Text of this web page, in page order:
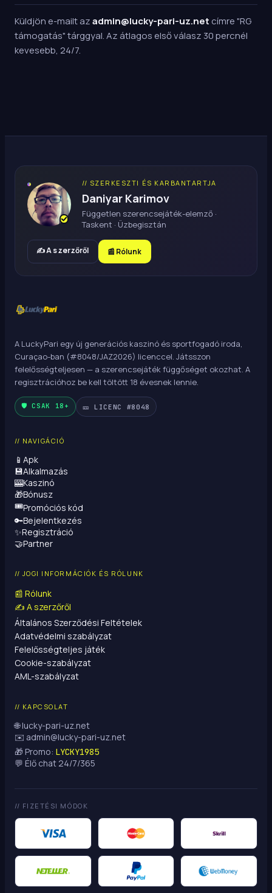
Küldjön e-mailt azadmin@lucky-pari-uz.net címre "RG
támogatás" tárggyal. Az átlagos első válasz 30 percnél
kevesebb, 24/7.
// SZERKESZTI ÉS KARBANTARTJA
Daniyar Karimov
Független szerencsejáték-elemző ·
Taskent · Üzbegisztán
✍️ A szerzőről 📰 Rólunk
A LuckyPari egy új generációs kaszinó és sportfogadó iroda,
Curaçao-ban (#8048/JAZ2026) licenccel. Játsszon
felelősségteljesen — a szerencsejáték függőséget okozhat. A
regisztrációhoz be kell töltött 18 évesnek lennie.
🛡️ CSAK 18+ 🎫 LICENC #8048
// NAVIGÁCIÓ
📱 Apk
💾Alkalmazás
🎰Kaszinó
🎁Bónusz
🎟️Promóciós kód
🔑Bejelentkezés
✨Regisztráció
🤝Partner
// JOGI INFORMÁCIÓK ÉS RÓLUNK
📰 Rólunk
✍️ A szerzőről
Általános Szerződési Feltételek
Adatvédelmi szabályzat
Felelősségteljes játék
Cookie-szabályzat
AML-szabályzat
// KAPCSOLAT
🌐 lucky-pari-uz.net
✉️ admin@lucky-pari-uz.net
🎁 Promo: LYCKY1985
💬 Élő chat 24/7/365
// FIZETÉSI MÓDOK